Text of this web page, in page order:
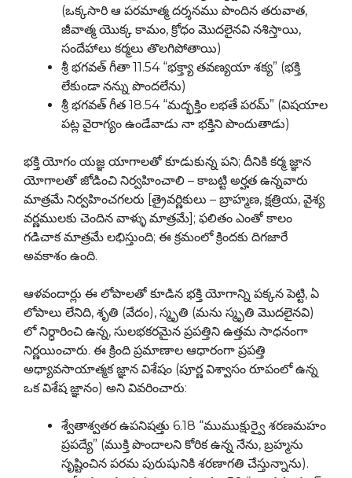
(ఒక్కసారి ఆ పరమాత్మ దర్శనము పొందిన తరువాత,
జీవాత్మ యొక్క కామం, క్రోధం మొదలైనవి నశిస్తాయి,
సందేహాలు కర్మలు తొలగిపోతాయి)
శ్రీ భగవత్ గీతా 11.54 “భక్త్యా తవణ్యయా శక్య” (భక్తి
లేకుండా నన్ను పొందలేను)
శ్రీ భగవత్ గీత 18.54 “మద్భక్తిం లభతే పరమ్” (విషయాల
పట్ల వైరాగ్యం ఉండేవాడు నా భక్తిని పొందుతాడు)
భక్తి యోగం యజ్ఞ యాగాలతో కూడుకున్న పని; దీనికి కర్మ జ్ఞాన
యోగాలతో జోడించి నిర్వహించాలి – కాబట్టి అర్హత ఉన్నవారు
మాత్రమే నిర్వహించగలరు [త్రైవర్ణికులు – బ్రాహ్మణ, క్షత్రియ, వైశ్య
వర్ణములకు చెందిన వాళ్ళు మాత్రమే]; ఫలితం ఎంతో కాలం
గడిచాక మాత్రమే లభిస్తుంది; ఈ క్రమంలో క్రిందకు దిగజారే
అవకాశం ఉంది.
ఆళవందార్లు ఈ లోపాలతో కూడిన భక్తి యోగాన్ని పక్కన పెట్టి, ఏ
లోపాలు లేనిది, శృతి (వేదం), స్మృతి (మను స్మృతి మొదలైనవి)
లో నిర్ధారించి ఉన్న, సులభకరమైన ప్రపత్తిని ఉత్తమ సాధనంగా
నిర్ణయించారు. ఈ క్రింది ప్రమాణాల ఆధారంగా ప్రపత్తి
అధ్యావసాయాత్మక జ్ఞాన విశేషం (పూర్ణ విశ్వాసం రూపంలో ఉన్న
ఒక విశేష జ్ఞానం) అని వివరించారు:
శ్వేతాశ్వతర ఉపనిషత్తు 6.18 “ముముక్షుర్వై శరణమహం
ప్రపద్యే” (ముక్తి పొందాలని కోరిక ఉన్న నేను, బ్రహ్మను
సృష్టించిన పరమ పురుషునికి శరణాగతి చేస్తున్నాను).